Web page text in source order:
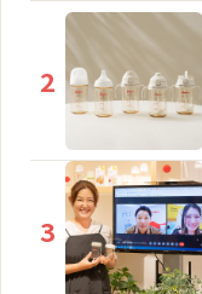
2
3